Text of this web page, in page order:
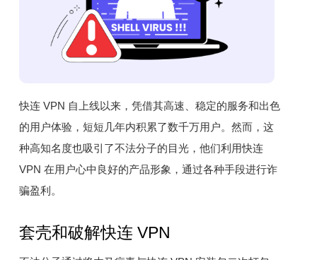
快连 VPN 自上线以来，凭借其高速、稳定的服务和出色
的用户体验，短短几年内积累了数千万用户。然而，这
种高知名度也吸引了不法分子的目光，他们利用快连
VPN 在用户心中良好的产品形象，通过各种手段进行诈
骗盈利。
套壳和破解快连 VPN